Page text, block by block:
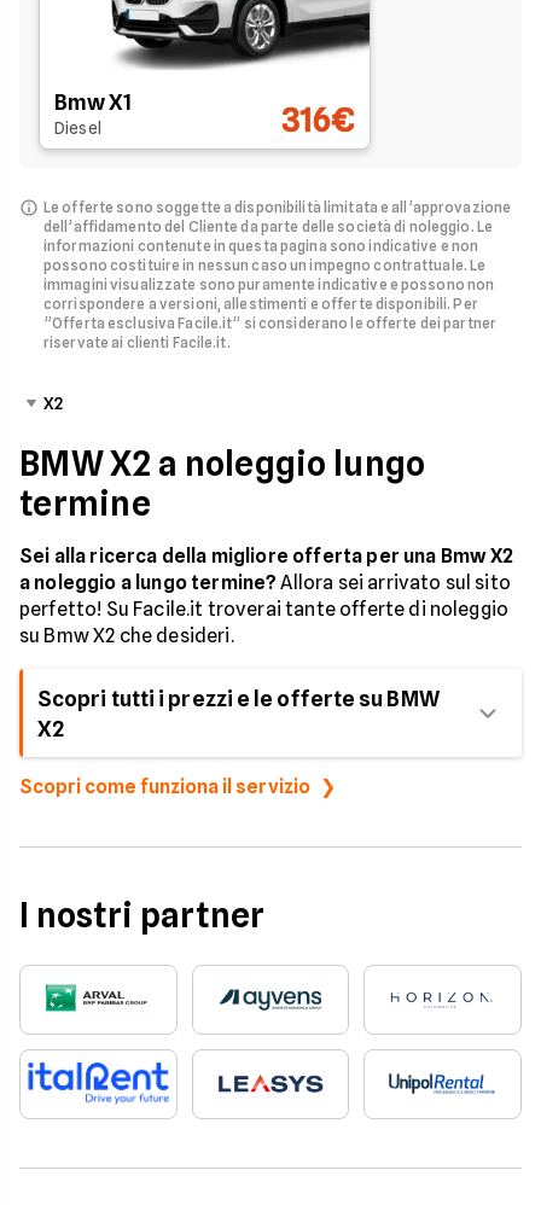
Bmw X1
Diesel 316€
Le offerte sono soggette a disponibilità limitata e all’approvazione
dell’affidamento del Cliente da parte delle società di noleggio. Le
informazioni contenute in questa pagina sono indicative e non
possono costituire in nessun caso un impegno contrattuale. Le
immagini visualizzate sono puramente indicative e possono non
corrispondere a versioni, allestimenti e offerte disponibili. Per
”Offerta esclusiva Facile.it” si considerano le offerte dei partner
riservate ai clienti Facile.it.
X2
BMW X2 a noleggio lungo
termine
Sei alla ricerca della migliore offerta per una Bmw X2
a noleggio a lungo termine? Allora sei arrivato sul sito
perfetto! Su Facile.it troverai tante offerte di noleggio
su Bmw X2 che desideri.
Scopri tutti i prezzi e le offerte su BMW
X2
| Nome Modello | Condizione | Canone Mensile IVA
-----|------------|--------------------------|-----------|----
| 20.000 km totali | 24 mesi | | X2 | Usato | 366€ |
5.000€ | 30.000 km totali | 36 mesi | | X2 | Usato |
Usato | 435€ | 2.500€ | 30.000 km totali | 36 mesi |
| X2 | Usato | 547€ | Zero | 20.000 km totali | 24
mesi | | X2 | Usato | 505€ | Zero | 30.000 km totali |
36 mesi | | X2 | Nuovo | 529€ | 6.000€ | 100.000 km
totali | 36 mesi | | X2 | Nuovo | 571€ | 6.000€ |
100.000 km totali | 48 mesi | | X2 | Nuovo | 577€ |
628€ | 3.000€ | 100.000 km totali | 36 mesi | | X2 |
Scopri come funziona il servizio
I nostri partner